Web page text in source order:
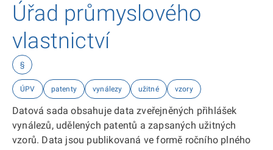
Úřad průmyslového
vlastnictví
§
ÚPV patenty vynálezy užitné vzory
Datová sada obsahuje data zveřejněných přihlášek
vynálezů, udělených patentů a zapsaných užitných
vzorů. Data jsou publikovaná ve formě ročního plného